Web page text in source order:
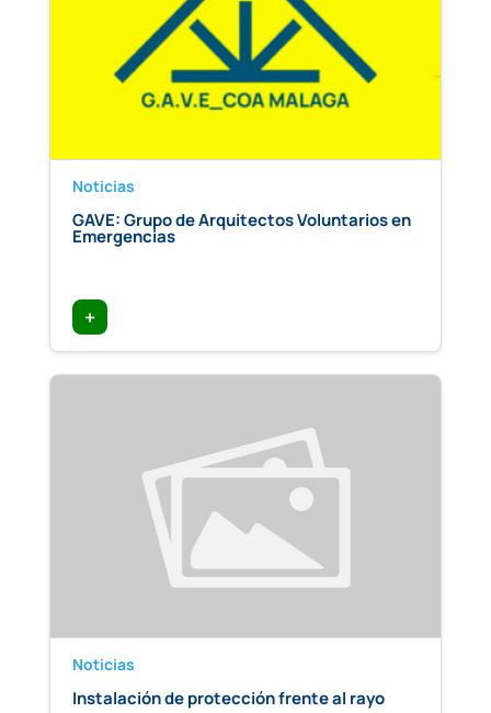
Noticias
GAVE: Grupo de Arquitectos Voluntarios en
Emergencias
+
Noticias
Instalación de protección frente al rayo